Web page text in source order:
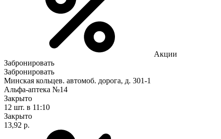
Акции
Забронировать
Забронировать
Минская кольцев. автомоб. дорога, д. 301-1
Альфа-аптека №14
Закрыто
12 шт. в 11:10
Закрыто
13,92 р.